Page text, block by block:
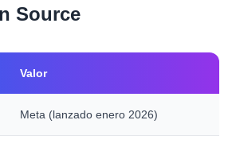
Source
Valor
Meta (lanzado enero 2026)